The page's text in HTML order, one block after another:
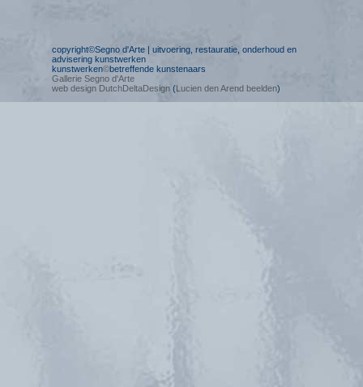
copyright©Segno d'Arte | uitvoering, restauratie, onderhoud en
advisering kunstwerken
kunstwerken©betreffende kunstenaars
Gallerie Segno d'Arte
web design DutchDeltaDesign (Lucien den Arend beelden)